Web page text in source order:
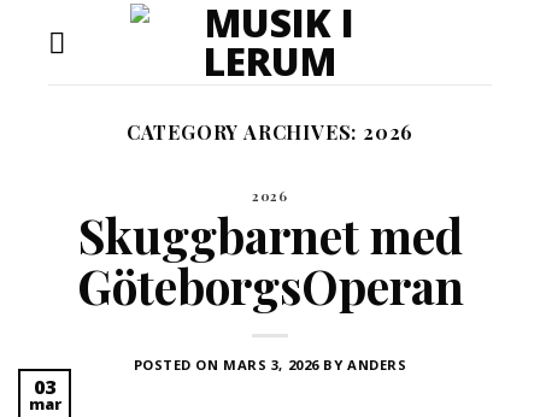
CATEGORY ARCHIVES: 2026
2026
Skuggbarnet med
GöteborgsOperan
POSTED ON MARS 3, 2026 BYANDERS
03
mar